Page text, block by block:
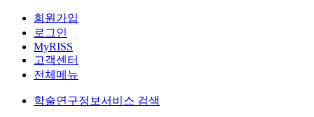
회원가입
로그인
MyRISS
고객센터
전체메뉴
학술연구정보서비스 검색